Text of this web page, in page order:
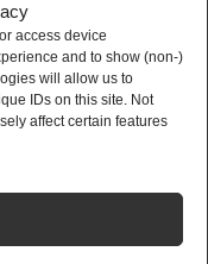
access device
and to show (non-)
will allow us to
IDs on this site. Not
affect certain features
Thorsby
resto se la